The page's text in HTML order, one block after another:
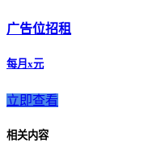
广告位招租
每月x元
立即查看
相关内容